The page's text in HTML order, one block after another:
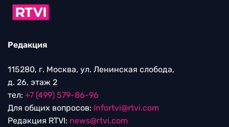
Редакция
115280, г. Москва, ул. Ленинская слобода,
д. 26, этаж 2
тел: +7 (499) 579-86-96
Для общих вопросов: Infortvi@rtvi.com
Редакция RTVI: news@rtvi.com